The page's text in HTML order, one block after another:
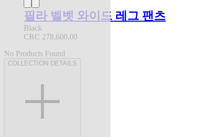
필라 벨벳 와이드 레그 팬츠
Black
CRC 278,600,00
No Products Found
COLLECTION DETAILS